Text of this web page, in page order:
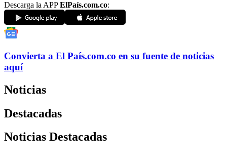
Descarga la APPElPaís.com.co:
Convierta a El País.com.co en su fuente de noticias
aquí
Noticias
Destacadas
Noticias Destacadas